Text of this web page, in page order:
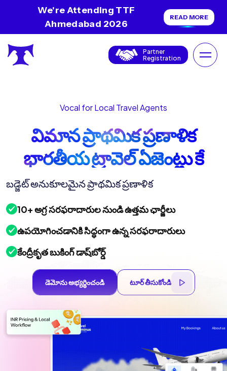
We're Attending TTF
Ahmedabad 2026
READ MORE
Partner
Registration
Vocal for Local Travel Agents
విమాన ప్రాథమిక ప్రణాళిక
భారతీయ ట్రావెల్ ఏజెంట్లు కే
లియా
బడ్జెట్ అనుకూలమైన ప్రాథమిక ప్రణాళిక
10+ అగ్ర సరఫరాదారుల నుండి ఉత్తమ ఛార్జీలు
ఉపయోగించడానికి సిద్ధంగా ఉన్న సరఫరాదారులు
కేంద్రీకృత బుకింగ్ డాష్‌బోర్డ్
డెమోను అభ్యర్థించండి టూర్ తీసుకోండి